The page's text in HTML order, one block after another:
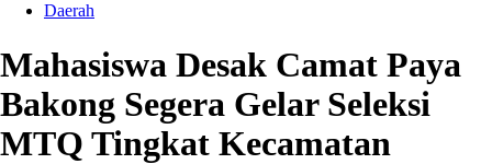
Daerah
Mahasiswa Desak Camat Paya
Bakong Segera Gelar Seleksi
MTQ Tingkat Kecamatan